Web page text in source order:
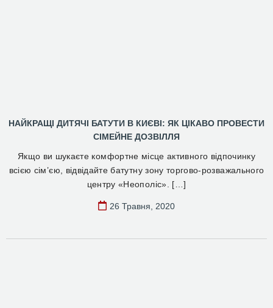
НАЙКРАЩІ ДИТЯЧІ БАТУТИ В КИЄВІ: ЯК ЦІКАВО ПРОВЕСТИ
СІМЕЙНЕ ДОЗВІЛЛЯ
Якщо ви шукаєте комфортне місце активного відпочинку
всією сім’єю, відвідайте батутну зону торгово-розважального
центру «Неополіс». […]
26 Травня, 2020